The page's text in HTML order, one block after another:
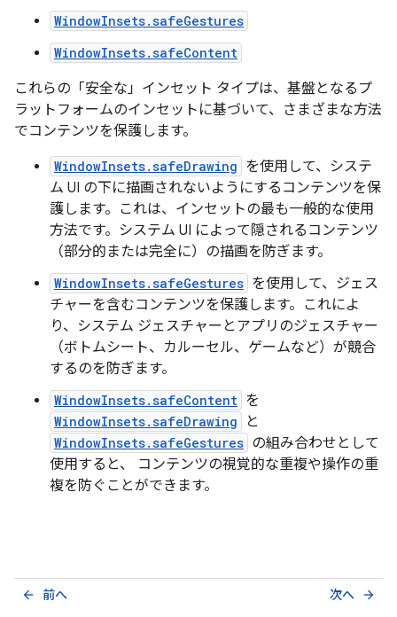
WindowInsets.safeGestures
WindowInsets.safeContent
これらの「安全な」インセット タイプは、基盤となるプ
ラットフォームのインセットに基づいて、さまざまな方法
でコンテンツを保護します。
WindowInsets.safeDrawing を使用して、システ
ム UI の下に描画されないようにするコンテンツを保
護します。これは、インセットの最も一般的な使用
方法です。システム UI によって隠されるコンテンツ
（部分的または完全に）の描画を防ぎます。
WindowInsets.safeGestures を使用して、ジェス
チャーを含むコンテンツを保護します。これによ
り、システム ジェスチャーとアプリのジェスチャー
（ボトムシート、カルーセル、ゲームなど）が競合
するのを防ぎます。
WindowInsets.safeContent を
WindowInsets.safeDrawing と
WindowInsets.safeGestures の組み合わせとして
使用すると、 コンテンツの視覚的な重複や操作の重
複を防ぐことができます。
前へ
arrow_back 次へ arrow_forward